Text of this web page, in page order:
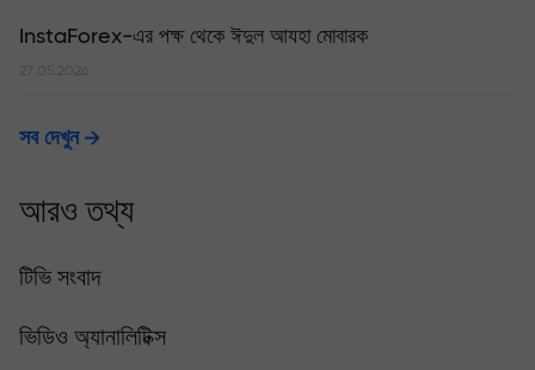
InstaForex-এর পক্ষ থেকে ঈদুল আযহা মোবারক
27.05.2026
সব দেখুন
আরও তথ্য
টিভি সংবাদ
ভিডিও অ্যানালিটিক্স